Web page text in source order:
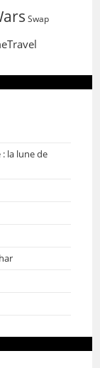
Swap
la lune de